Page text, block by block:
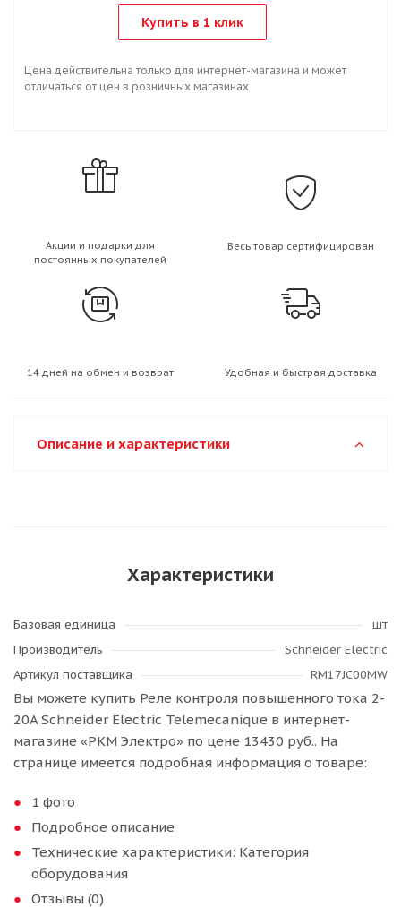
Купить в 1 клик
Цена действительна только для интернет-магазина и может
отличаться от цен в розничных магазинах
Акции и подарки для
постоянных покупателей
Весь товар сертифицирован
14 дней на обмен и возврат Удобная и быстрая доставка
Описание и характеристики
Характеристики
Базовая единица
шт
Производитель
Schneider Electric
Артикул поставщика
RM17JC00MW
Вы можете купить Реле контроля повышенного тока 2-
20A Schneider Electric Telemecanique в интернет-
магазине «РКМ Электро» по цене 13430 руб.. На
странице имеется подробная информация о товаре:
1 фото
Подробное описание
Технические характеристики: Категория
оборудования
Отзывы (0)